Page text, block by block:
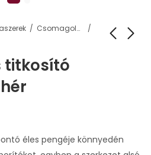
Csomagolás, tárolás
titkosító
éles pengéje könnyedén